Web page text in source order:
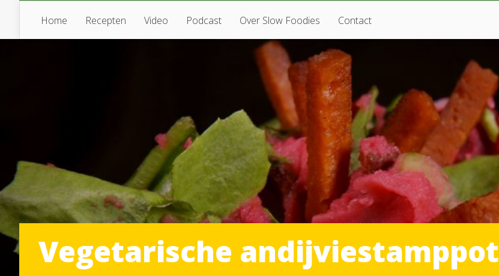
Home Recepten Video Podcast Over Slow Foodies Contact
Vegetarische andijviestamppot